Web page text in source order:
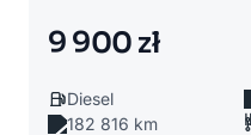
9 900 zł
Diesel
182 816 km